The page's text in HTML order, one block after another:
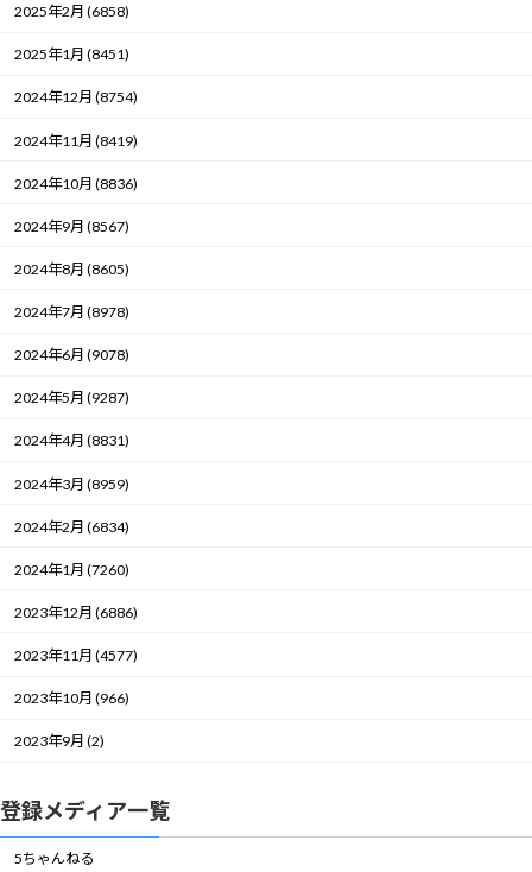
2025年2月 (6858)
2025年1月 (8451)
2024年12月 (8754)
2024年11月 (8419)
2024年10月 (8836)
2024年9月 (8567)
2024年8月 (8605)
2024年7月 (8978)
2024年6月 (9078)
2024年5月 (9287)
2024年4月 (8831)
2024年3月 (8959)
2024年2月 (6834)
2024年1月 (7260)
2023年12月 (6886)
2023年11月 (4577)
2023年10月 (966)
2023年9月 (2)
登録メディア一覧
5ちゃんねる